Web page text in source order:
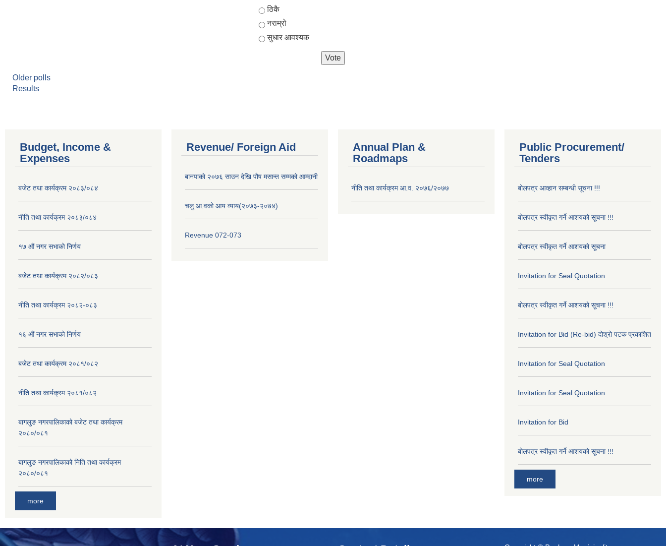
ठिकै
नराम्रो
सुधार आवश्यक
Older polls
Results
Budget, Income &
Expenses
बजेट तथा कार्यक्रम २०८३/०८४
नीति तथा कार्यक्रम २०८३/०८४
१७ ‌‍औं नगर सभाकाे निर्णय
बजेट तथा कार्यक्रम २०८२/०८३
नीति तथा कार्यक्रम २०८२-०८३
१६ ‌औं नगर सभाकाे निर्णय
बजेट तथा कार्यक्रम २०८१/०८२
नीति तथा कार्यक्रम २०८१/०८२
बागलुङ नगरपालिकाको बजेट तथा कार्यक्रम
२०८०/०८१
बागलुङ नगरपालिकाको निति तथा कार्यक्रम
२०८०/०८१
more
Revenue/ Foreign Aid
बानपाको २०७६ साउन देखि पौष मसान्त सम्मको आम्दानी
चलु आ.वको आय व्याय(२०७३-२०७४)
Revenue 072-073
Annual Plan &
Roadmaps
नीति तथा कार्यक्रम आ.व. २०७६/२०७७
Public Procurement/
Tenders
बोलपत्र आव्हान सम्बन्धी सूचना !!!
बोलपत्र स्वीकृत गर्ने आशयको सूचना !!!
बोलपत्र स्वीकृत गर्ने आशयको सूचना
Invitation for Seal Quotation
बोलपत्र स्वीकृत गर्ने आशयको सूचना !!!
Invitation for Bid (Re-bid) दोश्रो पटक प्रकाशित
Invitation for Seal Quotation
Invitation for Seal Quotation
Invitation for Bid
बोलपत्र स्वीकृत गर्ने आशयको सूचना !!!
more